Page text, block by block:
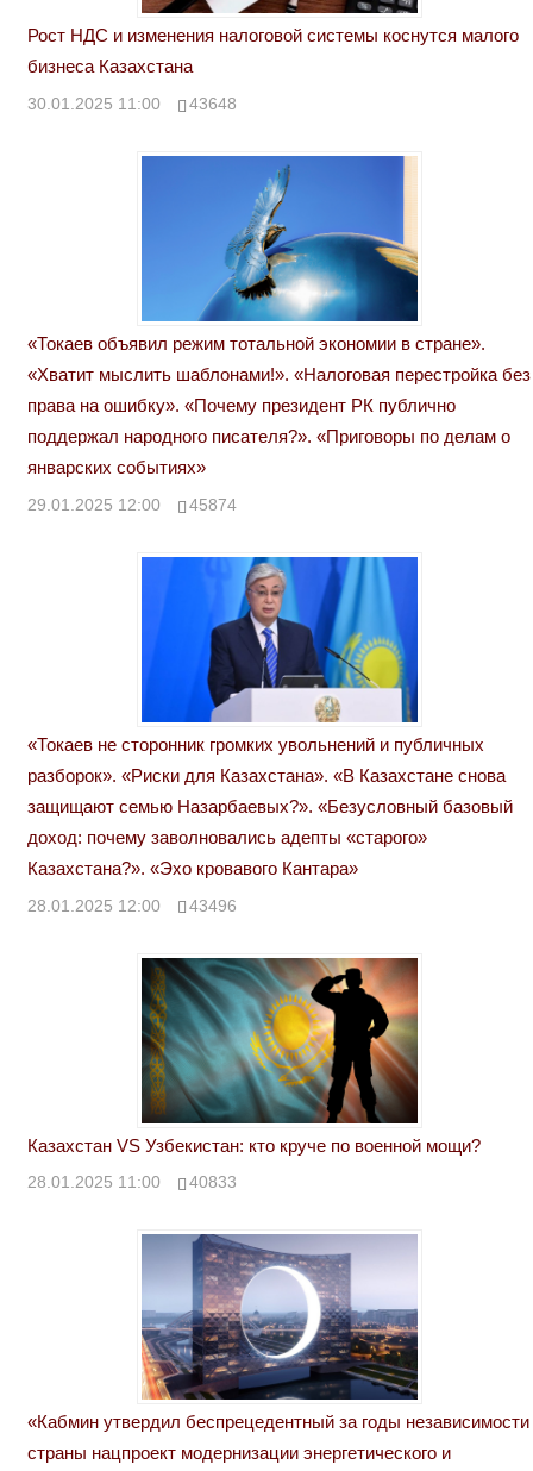
Рост НДС и изменения налоговой системы коснутся малого
бизнеса Казахстана
30.01.2025 11:00 43648
«Токаев объявил режим тотальной экономии в стране».
«Хватит мыслить шаблонами!». «Налоговая перестройка без
права на ошибку». «Почему президент РК публично
поддержал народного писателя?». «Приговоры по делам о
январских событиях»
29.01.2025 12:00 45874
«Токаев не сторонник громких увольнений и публичных
разборок». «Риски для Казахстана». «В Казахстане снова
защищают семью Назарбаевых?». «Безусловный базовый
доход: почему заволновались адепты «старого»
Казахстана?». «Эхо кровавого Кантара»
28.01.2025 12:00 43496
Казахстан VS Узбекистан: кто круче по военной мощи?
28.01.2025 11:00 40833
«Кабмин утвердил беспрецедентный за годы независимости
страны нацпроект модернизации энергетического и